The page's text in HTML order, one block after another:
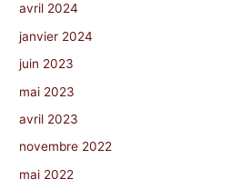
avril 2024
janvier 2024
juin 2023
mai 2023
avril 2023
novembre 2022
mai 2022